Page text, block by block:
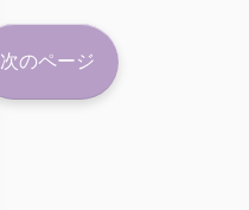
次のページ